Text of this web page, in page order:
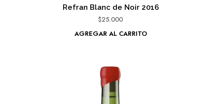
Refran Blanc de Noir 2016
$25.000
AGREGAR AL CARRITO